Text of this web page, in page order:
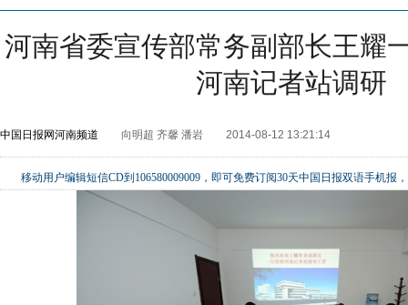
河南省委宣传部常务副部长王耀
河南记者站调研
中国日报网河南频道 向明超 齐馨 潘岩 2014-08-12 13:21:14
移动用户编辑短信CD到106580009009，即可免费订阅30天中国日报双语手机报